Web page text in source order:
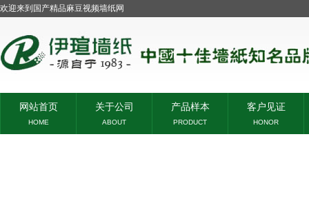
欢迎来到国产精品麻豆视频墙纸网
网站首页
HOME
关于公司
ABOUT
产品样本
PRODUCT
客户见证
HONOR